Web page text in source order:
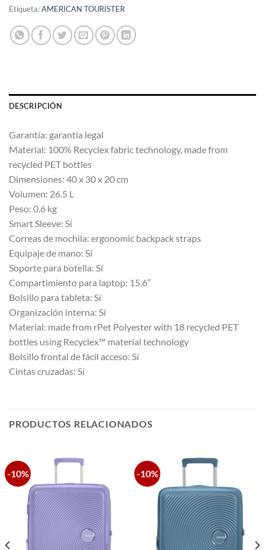
Etiqueta:AMERICAN TOURISTER
DESCRIPCIÓN
Garantía: garantía legal
Material: 100% Recyclex fabric technology, made from
recycled PET bottles
Dimensiones: 40 x 30 x 20 cm
Volumen: 26.5 L
Peso: 0.6 kg
Smart Sleeve: Sí
Correas de mochila: ergonomic backpack straps
Equipaje de mano: Sí
Soporte para botella: Sí
Compartimiento para laptop: 15.6″
Bolsillo para tableta: Sí
Organización interna: Sí
Material: made from rPet Polyester with 18 recycled PET
bottles using Recyclex™ material technology
Bolsillo frontal de fácil acceso: Sí
Cintas cruzadas: Sí
PRODUCTOS RELACIONADOS
-10% -10%